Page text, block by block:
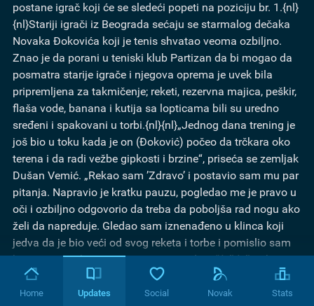
postane igrač koji će se sledeći popeti na poziciju br. 1.{nl}
{nl}Stariji igrači iz Beograda sećaju se starmalog dečaka
Novaka Đokovića koji je tenis shvatao veoma ozbiljno.
Znao je da porani u teniski klub Partizan da bi mogao da
posmatra starije igrače i njegova oprema je uvek bila
pripremljena za takmičenje; reketi, rezervna majica, peškir,
flaša vode, banana i kutija sa lopticama bili su uredno
sređeni i spakovani u torbi.{nl}{nl}„Jednog dana trening je
još bio u toku kada je on (Đoković) počeo da trčkara oko
terena i da radi vežbe gipkosti i brzine“, priseća se zemljak
Dušan Vemić. „Rekao sam ’Zdravo’ i postavio sam mu par
pitanja. Napravio je kratku pauzu, pogledao me je pravo u
oči i ozbiljno odgovorio da treba da poboljša rad nogu ako
želi da napreduje. Gledao sam iznenađeno u klinca koji
jedva da je bio veći od svog reketa i torbe i pomislio sam
’Neverovatno!’ Imao je samo šest godina!“{nl}{nl}Đoković
je ubrzo napredovao od dobrog do izvanrednog igrača i
svake godine se penjao na rang lestvici. Tako je bilo do
Home Updates Social Novak Stats